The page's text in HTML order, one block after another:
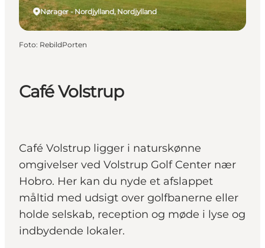
Café Volstrup
Café Volstrup ligger i naturskønne
omgivelser ved Volstrup Golf Center nær
Hobro. Her kan du nyde et afslappet
måltid med udsigt over golfbanerne eller
holde selskab, reception og møde i lyse og
indbydende lokaler.
Nørager - Nordjylland, Nordjylland
Foto: RebildPorten